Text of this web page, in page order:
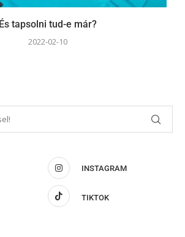
És tapsolni tud-e már?
2022-02-10
INSTAGRAM
TIKTOK